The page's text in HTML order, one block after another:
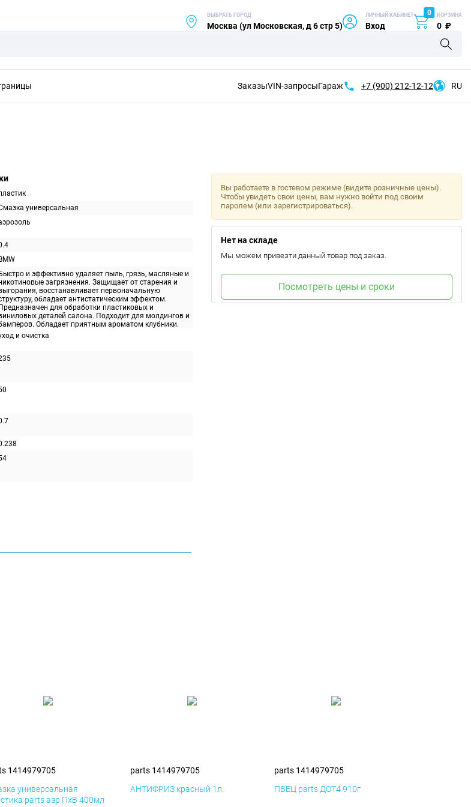
ВЫБРАТЬ ГОРОД
Москва (ул Московская, д 6 стр 5)
ЛИЧНЫЙ КАБИНЕТ
Вход
0 КОРЗИНА
0 ₽
ЗаказыVIN-запросыГараж +7 (900) 212-12-12 RU
универсальная
BMW
Быстро и эффективно удаляет пыль, грязь, масляные и
загрязнения. Защищает от старения и
восстанавливает первоначальную
обладает антистатическим эффектом.
Предназначен для обработки пластиковых и
деталей салона. Подходит для молдингов и
Обладает приятным ароматом клубники.
и очистка
Вы работаете в гостевом режиме (видите розничные цены).
Чтобы увидеть свои цены, вам нужно войти под своим
паролем (или зарегистрироваться).
Нет на складе
Мы можем привезти данный товар под заказ.
Посмотреть цены и сроки
1414979705
универсальная
parts аэр ПхВ 400мл
parts 1414979705
АНТИФРИЗ красный 1л.
parts 1414979705
ПВЕЦ parts ДОТ4 910г